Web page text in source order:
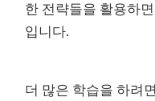
한 전략들을 활용하
입니다.
더 많은 학습을 하려